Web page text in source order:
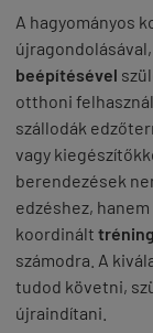
A hagyományos
újragondolásával,
beépítésével
otthoni
szállodák
vagy
berendezések
edzéshez,
koordinált
számodra. A
tudod követni,
újraindítani.